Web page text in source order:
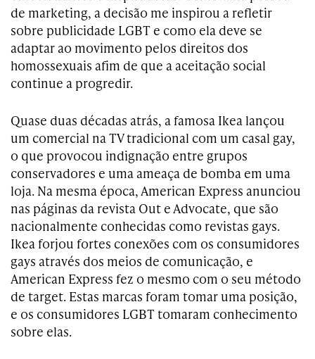
de marketing, a decisão me inspirou a refletir
sobre publicidade LGBT e como ela deve se
adaptar ao movimento pelos direitos dos
homossexuais afim de que a aceitação social
continue a progredir.
Quase duas décadas atrás, a famosa Ikea lançou
um comercial na TV tradicional com um casal gay,
o que provocou indignação entre grupos
conservadores e uma ameaça de bomba em uma
loja. Na mesma época, American Express anunciou
nas páginas da revista Out e Advocate, que são
nacionalmente conhecidas como revistas gays.
Ikea forjou fortes conexões com os consumidores
gays através dos meios de comunicação, e
American Express fez o mesmo com o seu método
de target. Estas marcas foram tomar uma posição,
e os consumidores LGBT tomaram conhecimento
sobre elas.